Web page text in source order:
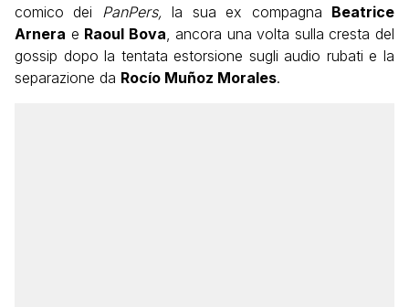
comico dei
PanPers, la sua ex compagna Beatrice
Arnera e Raoul Bova , ancora una volta sulla cresta del
gossip dopo la tentata estorsione sugli audio rubati e la
separazione da Rocío Muñoz Morales.